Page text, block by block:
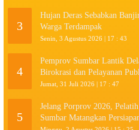
3
Hujan Deras Sebabkan
Warga Terdampak
Senin, 3 Agustus 2026 | 17 : 43
4
Pemprov Sumbar Lantik
Birokrasi dan Pelayanan
Jumat, 31 Juli 2026 | 17 : 47
5
Jelang Porprov 2026,
Sumbar Matangkan